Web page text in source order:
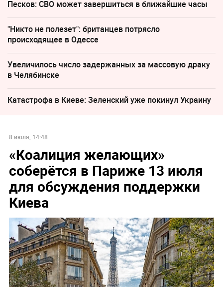
Песков: СВО может завершиться в ближайшие часы
"Никто не полезет": британцев потрясло
происходящее в Одессе
Увеличилось число задержанных за массовую драку
в Челябинске
Катастрофа в Киеве: Зеленский уже покинул Украину
8 июля, 14:48
«Коалиция желающих»
соберётся в Париже 13 июля
для обсуждения поддержки
Киева